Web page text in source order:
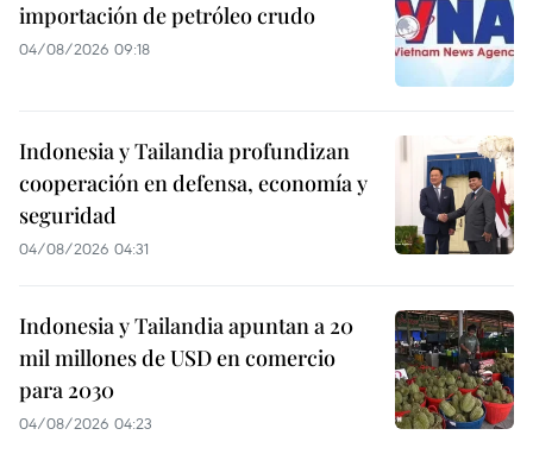
importación de petróleo crudo
04/08/2026 09:18
Indonesia y Tailandia profundizan
cooperación en defensa, economía y
seguridad
04/08/2026 04:31
Indonesia y Tailandia apuntan a 20
mil millones de USD en comercio
para 2030
04/08/2026 04:23